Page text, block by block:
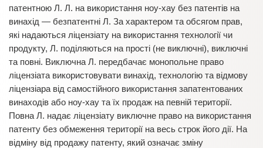
патентною Л. Л. на використання ноу-хау без патентів на
винахід — безпатентні Л. За характером та обсягом прав,
які надаються ліцензіату на використання технології чи
продукту, Л. поділяються на прості (не виключні), виключні
та повні. Виключна Л. передбачає монопольне право
ліцензіата використовувати винахід, технологію та відмову
ліцензіара від самостійного використання запатентованих
винаходів або ноу-хау та їх продаж на певній території.
Повна Л. надає ліцензіату виключне право на використання
патенту без обмеження території на весь строк його дії. На
відміну від продажу патенту, який означає зміну